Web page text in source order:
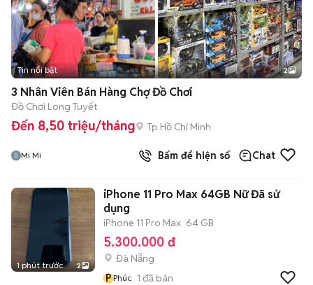
Tin nổi bật 2
3 Nhân Viên Bán Hàng Chợ Đồ Chơi
Đồ Chơi Long Tuyết
Đến 8,50 triệu/tháng Tp Hồ Chí Minh
Mi Mi Bấm để hiện số Chat
1 phút trước 2
iPhone 11 Pro Max 64GB Nữ Đã sử
dụng
iPhone 11 Pro Max 64 GB
5.300.000 đ
Đà Nẵng
P Phúc 1 đã bán